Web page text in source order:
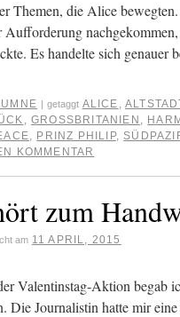
Themen, die Alice
Es handelte sich genauer
| getaggt ALICE ,
,GROSSBRITANIEN ,
, PRINZ PHILIP,
KOMMENTAR
zum
am 11 APRIL, 2015
Valentinstag-Aktion begab
Die Journalistin hatte mir